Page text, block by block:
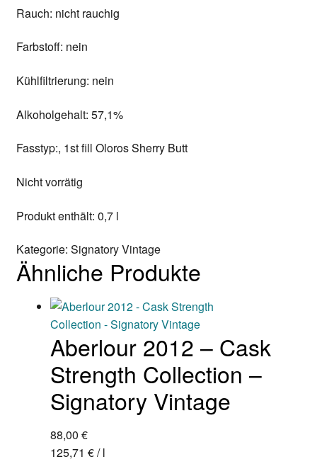
Rauch: nicht rauchig
Farbstoff: nein
Kühlfiltrierung: nein
Alkoholgehalt: 57,1%
Fasstyp:, 1st fill Oloros Sherry Butt
Nicht vorrätig
Produkt enthält: 0,7 l
Kategorie: Signatory Vintage
Ähnliche Produkte
Aberlour 2012 – Cask
Strength Collection –
Signatory Vintage
88,00 €
125,71 €/l